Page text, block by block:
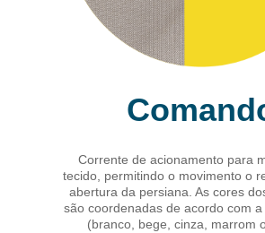
Corrente de acionamento para
tecido, permitindo o movimento o
abertura da persiana. As cores
são coordenadas de acordo com
(branco, bege, cinza, marrom